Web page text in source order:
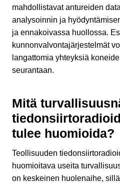
mahdollistavat antureiden
analysoinnin ja
ja ennakoivassa huollossa.
kunnonvalvontajärjestelmät
langattomia yhteyksiä
seurantaan.
Mitä
tulee huomioida?
Teollisuuden
huomioitava useita
on keskeinen huolenaihe,